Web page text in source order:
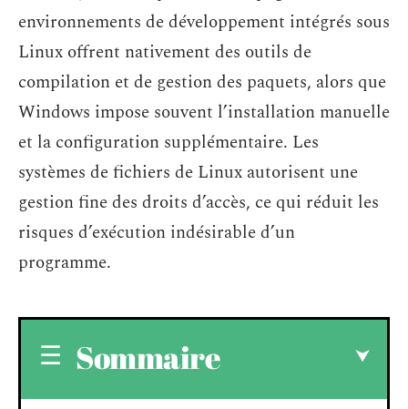
environnements de développement intégrés sous
Linux offrent nativement des outils de
compilation et de gestion des paquets, alors que
Windows impose souvent l’installation manuelle
et la configuration supplémentaire. Les
systèmes de fichiers de Linux autorisent une
gestion fine des droits d’accès, ce qui réduit les
risques d’exécution indésirable d’un
programme.
Sommaire